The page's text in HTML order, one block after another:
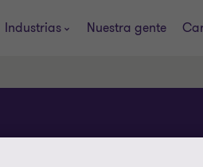
Industrias Nuestra gente